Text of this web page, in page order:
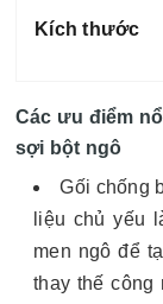
Kích thước
Các ưu điểm
sợi bột ngô
Gối chống
liệu chủ yếu
men ngô để
thay thế công